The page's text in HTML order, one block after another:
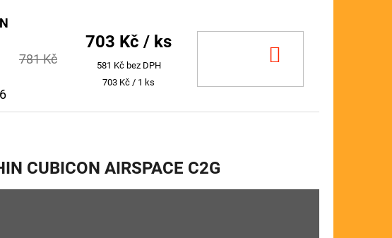
781 Kč
703 Kč / ks
581 Kč bez DPH
Měrná
703 Kč / 1 ks
CUBICON AIRSPACE C2G